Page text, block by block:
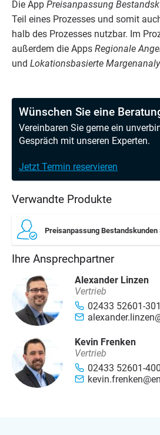
Die App Preis­an­pas­sung
Teil eines Pro­zes­ses und somit
halb des Pro­zes­ses nutz­bar. Im
außer­dem die Apps Regio­na­le
und Loka­ti­ons­ba­sier­te
Wünschen Sie eine
Vereinbaren Sie gerne ein
Gespräch mit unseren Experten.
Jetzt Termin reservieren
Verwandte Produkte
Preisanpassung Bestandskunden
Ihre Ansprechpartner
Alexander Linzen
Vertrieb
02433 52601-301
Kevin Frenken
Vertrieb
02433 52601-400